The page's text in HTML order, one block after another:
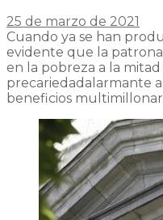
25 de marzo de 2021
Cuando ya se han
evidente que la
en la pobreza a la
precariedadalarmante
beneficios